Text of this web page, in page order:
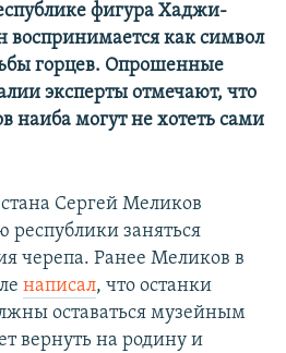
фигура Хаджи-
воспринимается как символ
горцев. Опрошенные
эксперты отмечают, что
наиба могут не хотеть сами
Сергей Меликов
республики заняться
черепа. Ранее Меликов в
написал, что останки
оставаться музейным
вернуть на родину и